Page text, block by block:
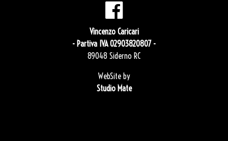
Vincenzo Caricari
- Partiva IVA 02903820807 -
89048 Siderno RC
WebSite by
Studio Mate